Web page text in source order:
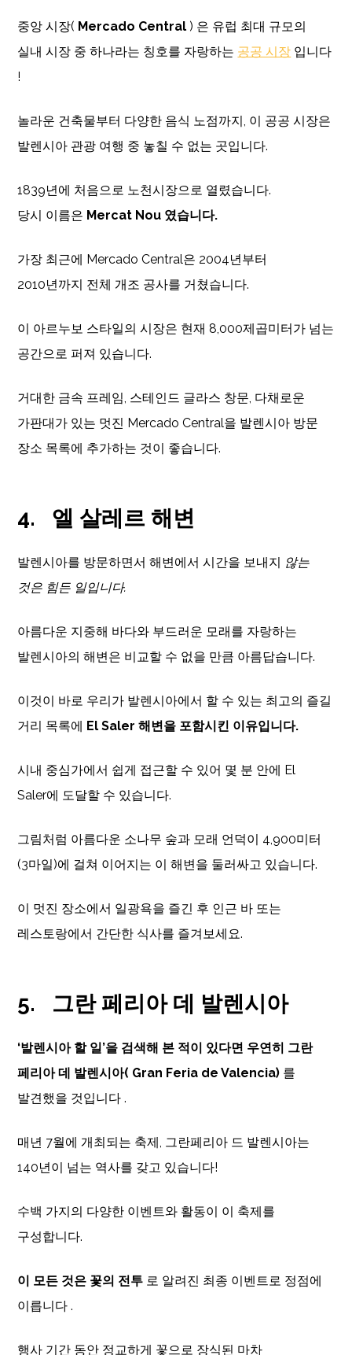
중앙 시장( Mercado Central ) 은 유럽 최대 규모의
실내 시장 중 하나라는 칭호를 자랑하는 공공 시장 입니다
!
놀라운 건축물부터 다양한 음식 노점까지, 이 공공 시장은
발렌시아 관광 여행 중 놓칠 수 없는 곳입니다.
1839년에 처음으로 노천시장으로 열렸습니다.
당시 이름은 Mercat Nou 였습니다.
가장 최근에 Mercado Central은 2004년부터
2010년까지 전체 개조 공사를 거쳤습니다.
이 아르누보 스타일의 시장은 현재 8,000제곱미터가 넘는
공간으로 퍼져 있습니다.
거대한 금속 프레임, 스테인드 글라스 창문, 다채로운
가판대가 있는 멋진 Mercado Central을 발렌시아 방문 ​​
장소 목록에 추가하는 것이 좋습니다.
4. 엘 살레르 해변
발렌시아를 방문하면서 해변에서 시간을 보내지 않는
것은 힘든 일입니다.
아름다운 지중해 바다와 부드러운 모래를 자랑하는
발렌시아의 해변은 비교할 수 없을 만큼 아름답습니다.
이것이 바로 우리가 발렌시아에서 할 수 있는 최고의 즐길
거리 목록에
El Saler 해변을 포함시킨 이유입니다.
시내 중심가에서 쉽게 접근할 수 있어 몇 분 안에 El
Saler에 도달할 수 있습니다.
그림처럼 아름다운 소나무 숲과 모래 언덕이 4,900미터
(3마일)에 걸쳐 이어지는 이 해변을 둘러싸고 있습니다.
이 멋진 장소에서 일광욕을 즐긴 후 인근 바 또는
레스토랑에서 간단한 식사를 즐겨보세요.
5. 그란 페리아 데 발렌시아
‘발렌시아 할 일’을 검색해 본 적이 있다면 우연히 그란
페리아 데 발렌시아( Gran Feria de Valencia) 를
발견했을 것입니다 .
매년 7월에 개최되는 축제, 그란페리아 드 발렌시아는
140년이 넘는 역사를 갖고 있습니다!
수백 가지의 다양한 이벤트와 활동이 이 축제를
구성합니다.
이 모든 것은 꽃의 전투 로 알려진 최종 이벤트로 정점에
이릅니다 .
행사 기간 동안 정교하게 꽃으로 장식된 마차